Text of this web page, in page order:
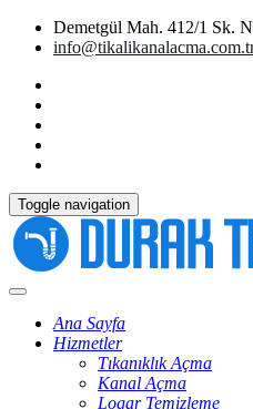
Demetgül Mah. 412/1 Sk.
Toggle navigation
Ana Sayfa
Hizmetler
Tıkanıklık Açma
Kanal Açma
Logar Temizleme